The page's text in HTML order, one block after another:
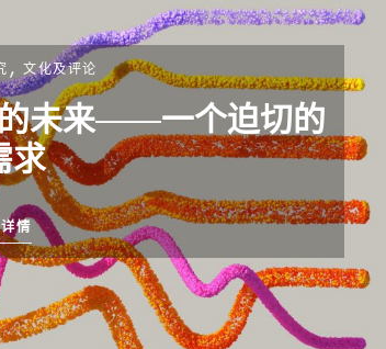
,文化及评论
未来——一个迫切的
求
情